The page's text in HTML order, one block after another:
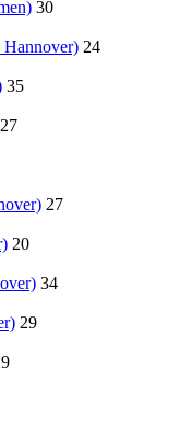
30
Hannover) 24
35
27
27
20
34
29